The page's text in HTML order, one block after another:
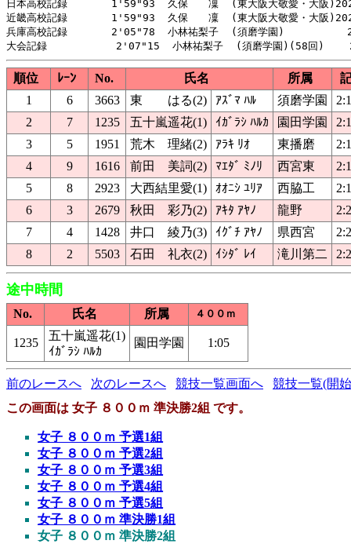
日本高校記録       1'59"93  久保　　凜  (東大阪大敬愛・大阪
近畿高校記録       1'59"93  久保　　凜  (東大阪大敬愛・大阪
兵庫高校記録       2'05"78  小林祐梨子  (須磨学園)
順位 ﾚｰﾝ No. 氏名 所属
1
6 3663 東 はる(2) ｱｽﾞﾏ ﾊﾙ 須磨学園
2
7 1235 五十嵐遥花(1) ｲｶﾞﾗｼ ﾊﾙｶ 園田学園
3
5 1951 荒木 理緒(2) ｱﾗｷ ﾘｵ 東播磨
4
9 1616 前田 美詞(2) ﾏｴﾀﾞ ﾐﾉﾘ 西宮東
5
8 2923 大西結里愛(1) ｵｵﾆｼ ﾕﾘｱ 西脇工
6
3 2679 秋田 彩乃(2) ｱｷﾀ ｱﾔﾉ 龍野
7
4 1428 井口 綾乃(3) ｲｸﾞﾁ ｱﾔﾉ 県西宮
8
2 5503 石田 礼衣(2) ｲｼﾀﾞ ﾚｲ 滝川第二
途中時間
No. 氏名 所属 ４００ｍ
1235
五十嵐遥花(1)
ｲｶﾞﾗｼ ﾊﾙｶ
園田学園 1:05
前のレースへ 次のレースへ 競技一覧画面へ
競技一覧(開
この画面は 女子 ８００ｍ 準決勝2組 です。
女子 ８００ｍ 予選1組
女子 ８００ｍ 予選2組
女子 ８００ｍ 予選3組
女子 ８００ｍ 予選4組
女子 ８００ｍ 予選5組
女子 ８００ｍ 準決勝1組
女子 ８００ｍ 準決勝2組